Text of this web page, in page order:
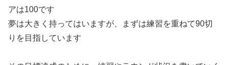
アは100です
夢は大きく持ってはいますが、まずは練習を重ねて90切
りを目指しています